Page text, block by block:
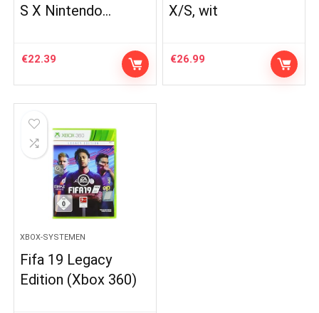
S X Nintendo…
€22.39
X/S, wit
€26.99
XBOX-SYSTEMEN
Fifa 19 Legacy
Edition (Xbox 360)